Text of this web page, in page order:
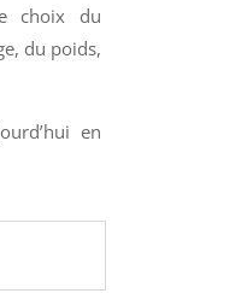
choix du
du poids,
en